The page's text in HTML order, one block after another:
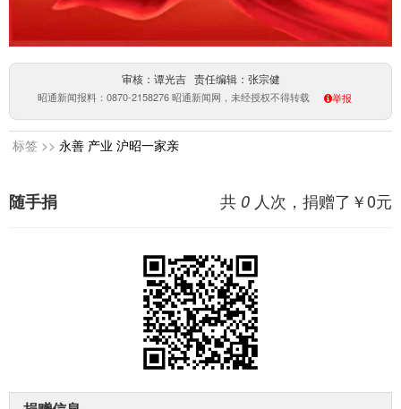
审核：谭光吉 责任编辑：张宗健
昭通新闻报料：0870-2158276 昭通新闻网，未经授权不得转载 举报
标签 >> 永善 产业 沪昭一家亲
共 0 人次，捐赠了￥0元
随手捐